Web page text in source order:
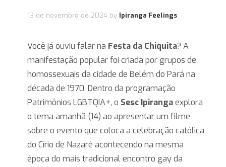
13 de novembro de 2024 by Ipiranga Feelings
Você já ouviu falar na Festa da Chiquita? A
manifestação popular foi criada por grupos de
homossexuais da cidade de Belém do Pará na
década de 1970. Dentro da programação
Patrimônios LGBTQIA+, o Sesc Ipirangaexplora
o tema amanhã (14) ao apresentar um filme
sobre o evento que coloca a celebração católica
do Círio de Nazaré acontecendo na mesma
época do mais tradicional encontro gay da